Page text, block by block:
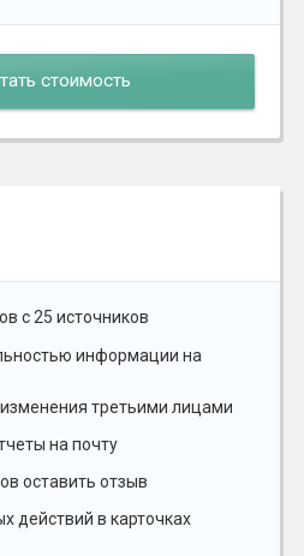
стоимость
с 25 источников
информации на
третьими лицами
на почту
оставить отзыв
действий в карточках